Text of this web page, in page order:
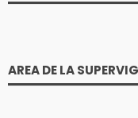
AREA DE LA